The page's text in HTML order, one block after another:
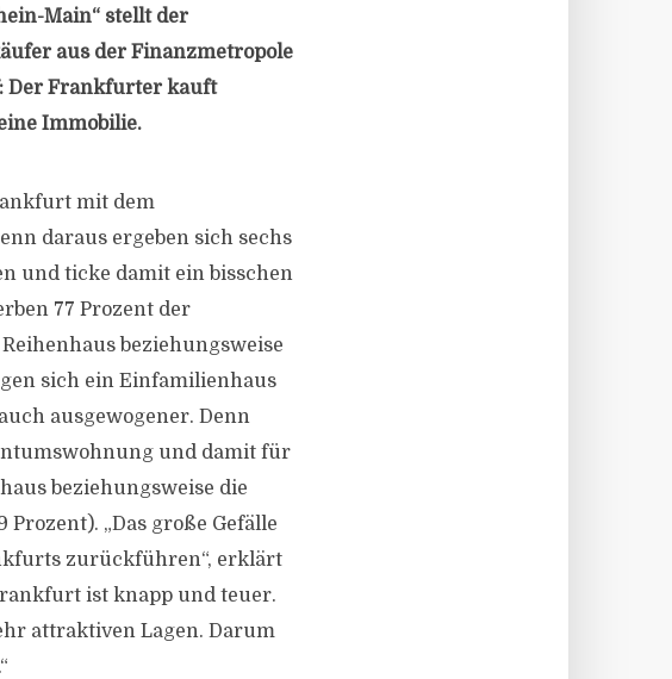
Main“ stellt der
aus der Finanzmetropole
Der Frankfurter kauft
Immobilie.
mit dem
daraus ergeben sich sechs
und ticke damit ein bisschen
77 Prozent der
beziehungsweise
sich ein Einfamilienhaus
ausgewogener. Denn
und damit für
beziehungsweise die
„Das große Gefälle
zurückführen“, erklärt
ist knapp und teuer.
attraktiven Lagen. Darum